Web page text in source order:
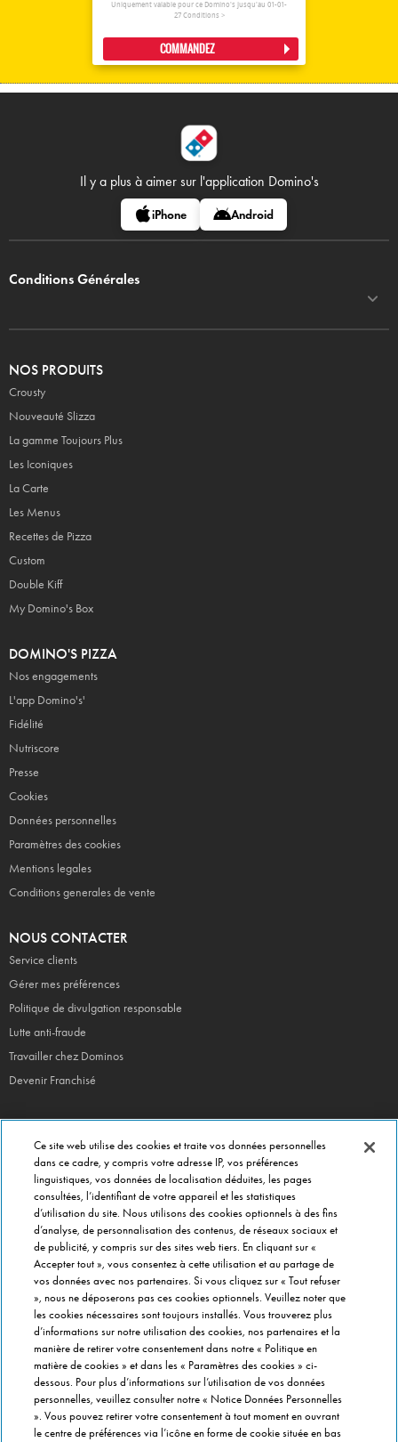
Uniquement valable pour ce Domino's jusqu'au 01-01-
27 Conditions >
COMMANDEZ
Il y a plus à aimer sur l'application Domino's
iPhone Android
Conditions Générales
NOS PRODUITS
Crousty
Nouveauté Slizza
La gamme Toujours Plus
Les Iconiques
La Carte
Les Menus
Recettes de Pizza
Custom
Double Kiff
My Domino's Box
DOMINO'S PIZZA
Nos engagements
L'app Domino's'
Fidélité
Nutriscore
Presse
Cookies
Données personnelles
Paramètres des cookies
Mentions legales
Conditions generales de vente
NOUS CONTACTER
Service clients
Gérer mes préférences
Politique de divulgation responsable
Lutte anti-fraude
Travailler chez Dominos
Devenir Franchisé
EN CE MOMENT
Bouchées Doubles
Jours Fous
Domino's x Oasis x Spiderman
Nos opérations locales
PRÈS DE CHEZ VOUS
Pizzas Paris
Pizzas Lyon
Pizzas Marseille
Pizzas Lille
Pizzas Nantes
Ce site web utilise des cookies et traite vos données personnelles
dans ce cadre, y compris votre adresse IP, vos préférences
linguistiques, vos données de localisation déduites, les pages
consultées, l’identifiant de votre appareil et les statistiques
d’utilisation du site. Nous utilisons des cookies optionnels à des fins
d’analyse, de personnalisation des contenus, de réseaux sociaux et
de publicité, y compris sur des sites web tiers. En cliquant sur «
Accepter tout », vous consentez à cette utilisation et au partage de
vos données avec nos partenaires. Si vous cliquez sur « Tout refuser
», nous ne déposerons pas ces cookies optionnels. Veuillez noter que
les cookies nécessaires sont toujours installés. Vous trouverez plus
d’informations sur notre utilisation des cookies, nos partenaires et la
manière de retirer votre consentement dans notre « Politique en
matière de cookies » et dans les « Paramètres des cookies » ci-
dessous. Pour plus d’informations sur l’utilisation de vos données
personnelles, veuillez consulter notre « Notice Données Personnelles
». Vous pouvez retirer votre consentement à tout moment en ouvrant
le centre de préférences via l’icône en forme de cookie située en bas